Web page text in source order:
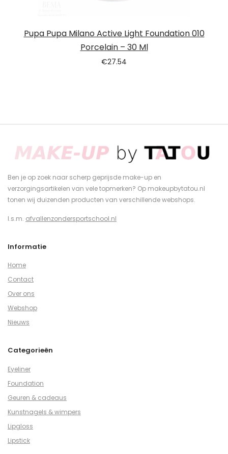
Pupa Pupa Milano Active Light Foundation 010
Porcelain – 30 Ml
€27.54
Ben je op zoek naar scherp geprijsde make-up en
verzorgingsartikelen van vele topmerken? Op makeupbytatou.nl
tonen wij duizenden producten van verschillende webshops.
I.s.m. afvallenzondersportschool.nl
Informatie
Home
Contact
Over ons
Webshop
Nieuws
Categorieën
Eyeliner
Foundation
Geuren & cadeaus
Kunstnagels & wimpers
Lipgloss
Lipstick